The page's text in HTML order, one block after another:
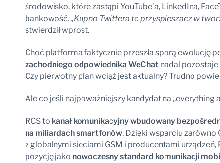
środowisko, które zastąpi YouTube’a, LinkedIna,
bankowość.„Kupno Twittera to przyspieszacz w
stwierdził wprost.
Choć platforma faktycznie przeszła sporą ewolucję
zachodniego odpowiednika WeChatnadal pozostaje
Czy pierwotny plan wciąż jest aktualny? Trudno
Ale co jeśli najpoważniejszy kandydat na „everything
RCS to kanał komunikacyjny wbudowany
na miliardach smartfonów. Dzięki wsparciu zarówno
z globalnymi sieciami GSM i producentami
pozycję jako nowoczesny standard komunikacji